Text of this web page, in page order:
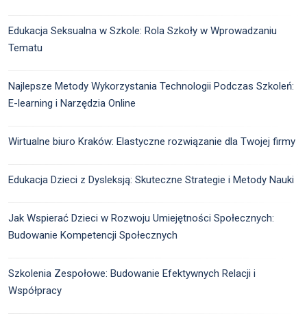
Edukacja Seksualna w Szkole: Rola Szkoły w Wprowadzaniu
Tematu
Najlepsze Metody Wykorzystania Technologii Podczas Szkoleń:
E-learning i Narzędzia Online
Wirtualne biuro Kraków: Elastyczne rozwiązanie dla Twojej firmy
Edukacja Dzieci z Dysleksją: Skuteczne Strategie i Metody Nauki
Jak Wspierać Dzieci w Rozwoju Umiejętności Społecznych:
Budowanie Kompetencji Społecznych
Szkolenia Zespołowe: Budowanie Efektywnych Relacji i
Współpracy